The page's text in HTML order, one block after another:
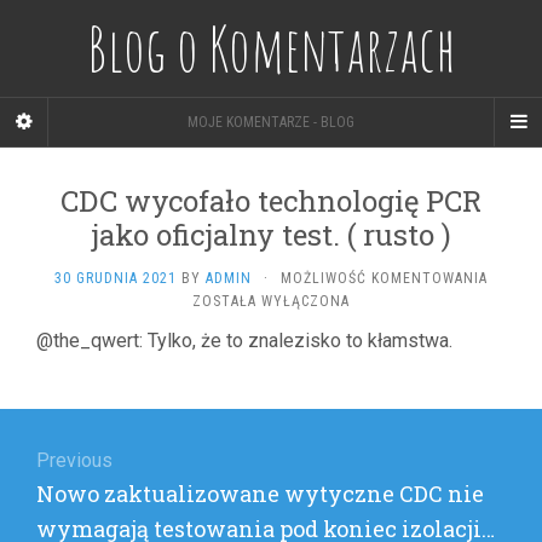
Blog o Komentarzach
MOJE KOMENTARZE - BLOG
CDC wycofało technologię PCR
jako oficjalny test. ( rusto )
30 GRUDNIA 2021 BY ADMIN · MOŻLIWOŚĆ KOMENTOWANIA
ZOSTAŁA WYŁĄCZONA
@the_qwert: Tylko, że to znalezisko to kłamstwa.
wpisu
Previous
Previous
post:
Nowo zaktualizowane wytyczne CDC nie
wymagają testowania pod koniec izolacji…